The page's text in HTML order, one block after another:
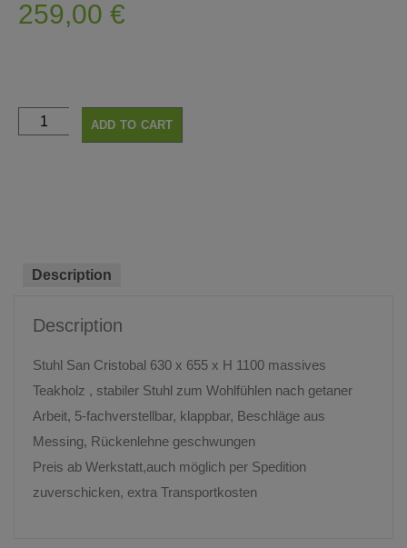
259,00 €
ADD TO CART
Description
Description
Stuhl San Cristobal 630 x 655 x H 1100 massives
Teakholz , stabiler Stuhl zum Wohlfühlen nach getaner
Arbeit, 5-fachverstellbar, klappbar, Beschläge aus
Messing, Rückenlehne geschwungen
Preis ab Werkstatt,auch möglich per Spedition
zuverschicken, extra Transportkosten